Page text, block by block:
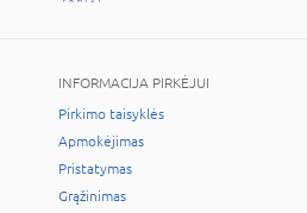
INFORMACIJA PIRKĖJUI
Pirkimo taisyklės
Apmokėjimas
Pristatymas
Grąžinimas